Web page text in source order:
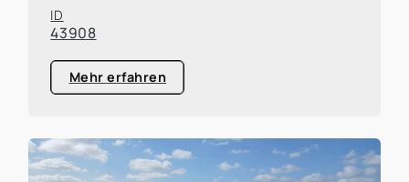
ID
43908
Mehr erfahren